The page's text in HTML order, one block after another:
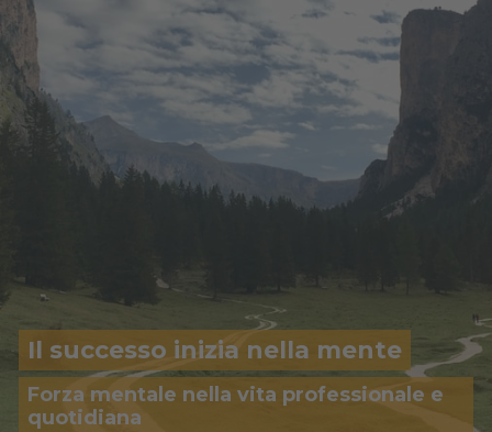
Il successo inizia nella mente
Forza mentale nella vita professionale e
quotidiana